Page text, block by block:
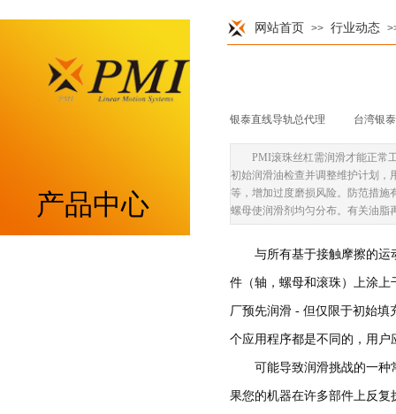
网站首页 >> 行业动态
银泰直线导轨总代理 台湾银
PMI滚珠丝杠需润滑才能正常
初始润滑油检查并调整维护计划，
等，增加过度磨损风险。防范措施
螺母使润滑剂均匀分布。有关油脂
与所有基于接触摩擦的运
件（轴，螺母和滚珠）上涂
厂预先润滑 - 但仅限于初始填
个应用程序都是不同的，用
可能导致润滑挑战的一种
果您的机器在许多部件上反
产品中心